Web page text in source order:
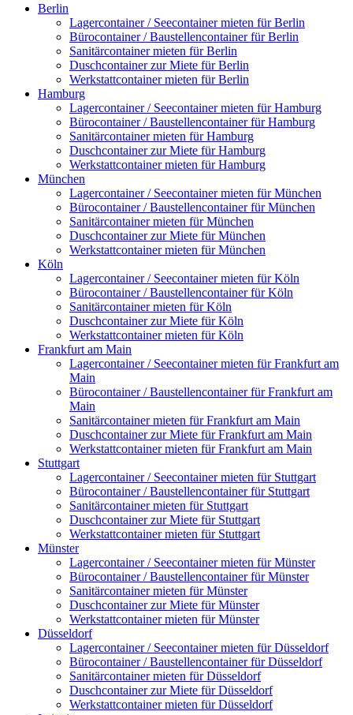
Berlin
Lagercontainer / Seecontainer mieten für Berlin
Bürocontainer / Baustellencontainer für Berlin
Sanitärcontainer mieten für Berlin
Duschcontainer zur Miete für Berlin
Werkstattcontainer mieten für Berlin
Hamburg
Lagercontainer / Seecontainer mieten für Hamburg
Bürocontainer / Baustellencontainer für Hamburg
Sanitärcontainer mieten für Hamburg
Duschcontainer zur Miete für Hamburg
Werkstattcontainer mieten für Hamburg
München
Lagercontainer / Seecontainer mieten für München
Bürocontainer / Baustellencontainer für München
Sanitärcontainer mieten für München
Duschcontainer zur Miete für München
Werkstattcontainer mieten für München
Köln
Lagercontainer / Seecontainer mieten für Köln
Bürocontainer / Baustellencontainer für Köln
Sanitärcontainer mieten für Köln
Duschcontainer zur Miete für Köln
Werkstattcontainer mieten für Köln
Frankfurt am Main
Lagercontainer / Seecontainer mieten für Frankfurt am
Main
Bürocontainer / Baustellencontainer für Frankfurt am
Main
Sanitärcontainer mieten für Frankfurt am Main
Duschcontainer zur Miete für Frankfurt am Main
Werkstattcontainer mieten für Frankfurt am Main
Stuttgart
Lagercontainer / Seecontainer mieten für Stuttgart
Bürocontainer / Baustellencontainer für Stuttgart
Sanitärcontainer mieten für Stuttgart
Duschcontainer zur Miete für Stuttgart
Werkstattcontainer mieten für Stuttgart
Münster
Lagercontainer / Seecontainer mieten für Münster
Bürocontainer / Baustellencontainer für Münster
Sanitärcontainer mieten für Münster
Duschcontainer zur Miete für Münster
Werkstattcontainer mieten für Münster
Düsseldorf
Lagercontainer / Seecontainer mieten für Düsseldorf
Bürocontainer / Baustellencontainer für Düsseldorf
Sanitärcontainer mieten für Düsseldorf
Duschcontainer zur Miete für Düsseldorf
Werkstattcontainer mieten für Düsseldorf